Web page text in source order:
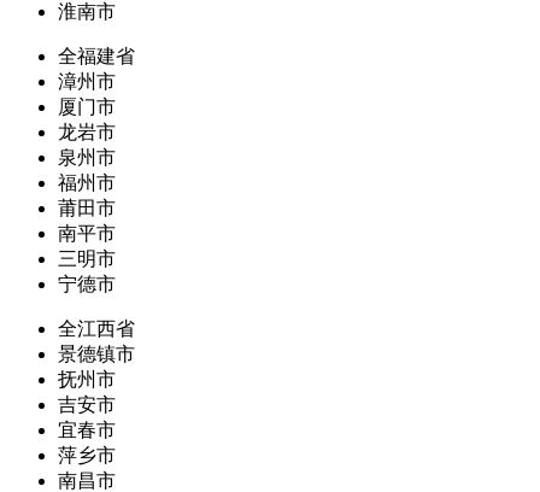
淮南市
全福建省
漳州市
厦门市
龙岩市
泉州市
福州市
莆田市
南平市
三明市
宁德市
全江西省
景德镇市
抚州市
吉安市
宜春市
萍乡市
南昌市